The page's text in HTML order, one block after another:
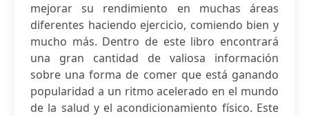
mejorar su rendimiento en muchas áreas
diferentes haciendo ejercicio, comiendo bien y
mucho más. Dentro de este libro encontrará
una gran cantidad de valiosa información
sobre una forma de comer que está ganando
popularidad a un ritmo acelerado en el mundo
de la salud y el acondicionamiento físico. Este